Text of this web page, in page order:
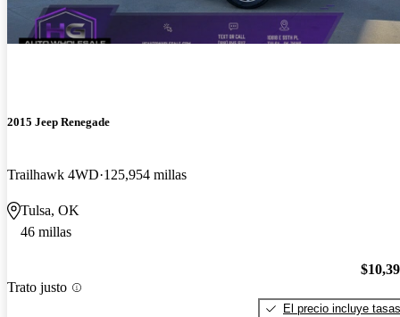
2015 Jeep Renegade
Trailhawk 4WD 125,954 millas
Tulsa, OK
46 millas
Trato justo
El precio incluye tasas